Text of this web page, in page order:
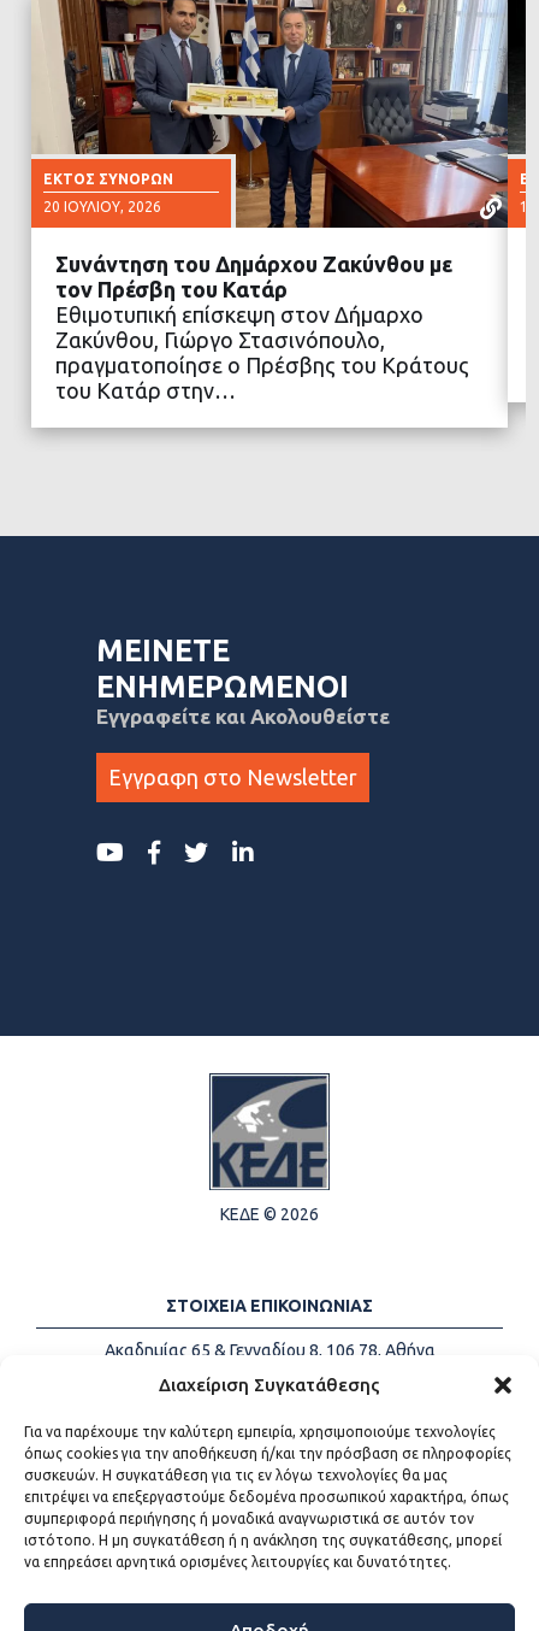
Διαχείριση Συγκατάθεσης
Για να παρέχουμε την καλύτερη εμπειρία, χρησιμοποιούμε τεχνολογίες
όπως cookies για την αποθήκευση ή/και την πρόσβαση σε πληροφορίες
συσκευών. Η συγκατάθεση για τις εν λόγω τεχνολογίες θα μας
επιτρέψει να επεξεργαστούμε δεδομένα προσωπικού χαρακτήρα, όπως
συμπεριφορά περιήγησης ή μοναδικά αναγνωριστικά σε αυτόν τον
ιστότοπο. Η μη συγκατάθεση ή η ανάκληση της συγκατάθεσης, μπορεί
να επηρεάσει αρνητικά ορισμένες λειτουργίες και δυνατότητες.
ΕΚΤΌΣ ΣΥΝΌΡΩΝ
20 ΙΟΥΛΊΟΥ, 2026
ΔΙΑΒΑΣΤΕ ΠΕΡΙΣΣΟΤΕΡΑ
Συνάντηση του Δημάρχου Ζακύνθου με
τον Πρέσβη του Κατάρ
Εθιμοτυπική επίσκεψη στον Δήμαρχο
Ζακύνθου, Γιώργο Στασινόπουλο,
πραγματοποίησε ο Πρέσβης του Κράτους
του Κατάρ στην…
17
ΜΕΙΝΕΤΕ
ΕΝΗΜΕΡΩΜΕΝΟΙ
Εγγραφείτε και Ακολουθείστε
Εγγραφη στο Newsletter
ΚΕΔΕ © 2026
ΣΤΟΙΧΕΙΑ ΕΠΙΚΟΙΝΩΝΙΑΣ
Ακαδημίας 65 & Γενναδίου 8, 106 78, Αθήνα
Τηλέφωνα:
+30 213-2147500
Email:
info@kede.gr
ΧΡΗΣΙΜΟΙ ΣΥΝΔΕΣΜΟΙ
Η ΚΕΔΕ
Sitemap